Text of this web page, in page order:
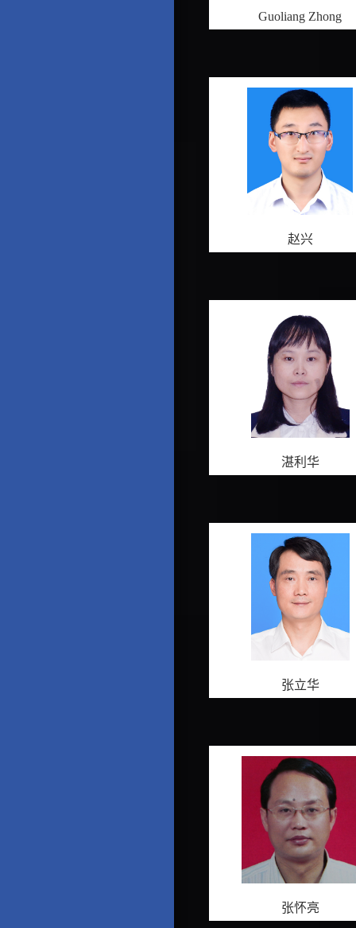
Guoliang Zhong
赵兴
湛利华
张立华
张怀亮